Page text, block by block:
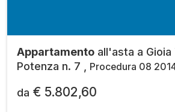
Appartamento all'asta a Gioia
Potenza n. 7 ,
Procedura 08
da € 5.802,60